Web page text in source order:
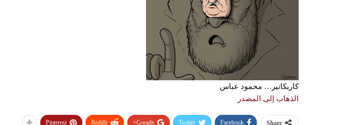
كاريكاتير… محمود عباس
الذهاب إلى المصدر
Share
Facebook
Twitter
Google+
ReddIt
Pinterest